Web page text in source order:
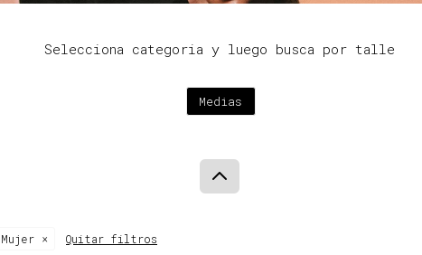
Selecciona categoria y luego busca por talle
Medias
Mujer Quitar filtros